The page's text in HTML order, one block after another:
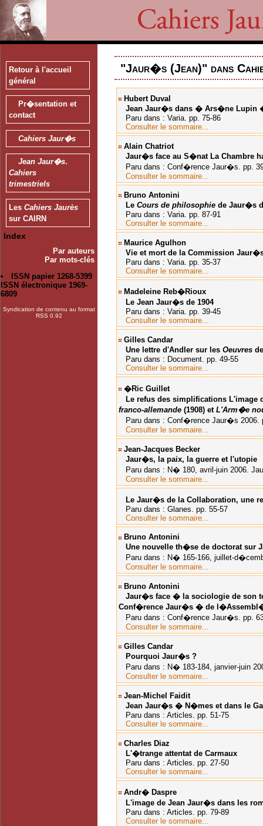
Retour à l'accueil
général
Pr�sentation et
contact
Cahiers Jaur�s
Jean Jaur�s.
Cahiers
trimestriels
Les Cahiers Jaurès
sur CAIRN
Index
Par auteurs
Par mots-clés
ISSN papier 1268-5399
ISSN électronique 1969-
6809
Syndication de contenu au format
RSS 0.92
"Jaur�s (Jean)" dans
Hubert Duval
Jean Jaur�s dans � Ars�ne Lupin
Paru dans : Varia. pp. 75-86
Consulter le sommaire...
Alain Chatriot
Jaur�s face au S�nat La Chambre
Paru dans : Conf�rence Jaur�s. pp.
Consulter le sommaire...
Bruno Antonini
Le Cours de philosophie de Jaur�s
Paru dans : Varia. pp. 87-91
Consulter le sommaire...
Maurice Agulhon
Vie et mort de la Commission
Paru dans : Varia. pp. 35-37
Consulter le sommaire...
Madeleine Reb�rioux
Le Jean Jaur�s de 1904
Paru dans : Varia. pp. 39-45
Consulter le sommaire...
Gilles Candar
Une lettre d'Andler sur les Oeuvres
Paru dans : Document. pp. 49-55
Consulter le sommaire...
�ric Guillet
Le refus des simplifications L'image
franco-allemande (1908) et L'Arm�e
Paru dans : Conf�rence Jaur�s 2006.
Consulter le sommaire...
Jean-Jacques Becker
Jaur�s, la paix, la guerre et l'utopie
Paru dans : N� 180, avril-juin 2006.
Consulter le sommaire...
Le Jaur�s de la Collaboration, une
Paru dans : Glanes. pp. 55-57
Consulter le sommaire...
Bruno Antonini
Une nouvelle th�se de doctorat sur
Paru dans : N� 165-166, juillet-
Consulter le sommaire...
Bruno Antonini
Jaur�s face � la sociologie de son
Conf�rence Jaur�s � de
Paru dans : Conf�rence Jaur�s. pp.
Consulter le sommaire...
Gilles Candar
Pourquoi Jaur�s ?
Paru dans : N� 183-184, janvier-juin
Consulter le sommaire...
Jean-Michel Faidit
Jean Jaur�s � N�mes et dans le
Paru dans : Articles. pp. 51-75
Consulter le sommaire...
Charles Diaz
L'�trange attentat de Carmaux
Paru dans : Articles. pp. 27-50
Consulter le sommaire...
Andr� Daspre
L'image de Jean Jaur�s dans les
Paru dans : Articles. pp. 79-89
Consulter le sommaire...